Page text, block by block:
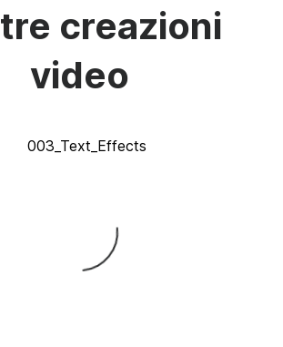
creazioni
video